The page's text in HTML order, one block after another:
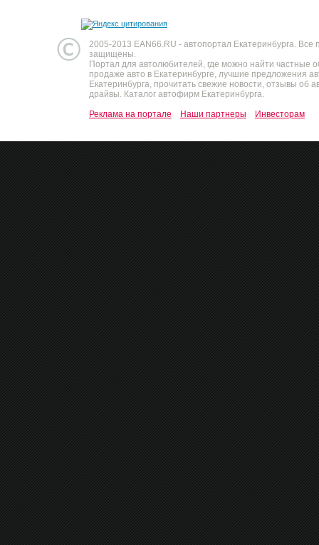
2005-2013 EAN66.RU - автопортал Екатеринбурга. Все
защищены.
Портал для автолюбителей, где можно найти частные
продаже авто в Екатеринбурге, лучшие предложения
Екатеринбурга, прочитать свежие новости, отзывы об
драйвы. Каталог автофирм Екатеринбурга.
Реклама на портале
Наши партнеры Инвесторам